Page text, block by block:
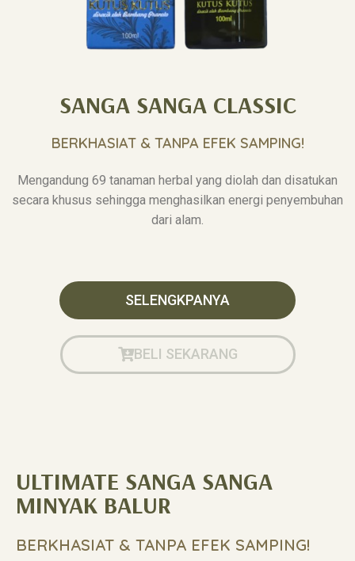
SANGA SANGA CLASSIC
BERKHASIAT & TANPA EFEK SAMPING!
Mengandung 69 tanaman herbal yang diolah dan disatukan
secara khusus sehingga menghasilkan energi penyembuhan
dari alam.
SELENGKPANYA
BELI SEKARANG
ULTIMATE SANGA SANGA
MINYAK BALUR
BERKHASIAT & TANPA EFEK SAMPING!